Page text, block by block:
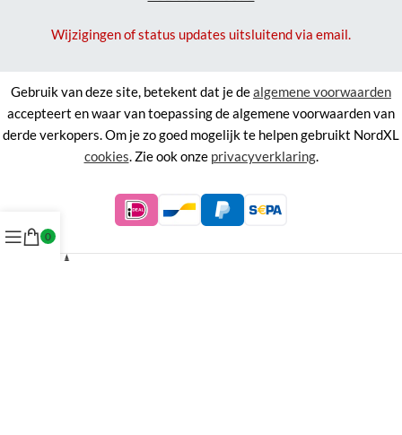
Wijzigingen of status updates uitsluitend via email.
Gebruik van deze site, betekent dat je dealgemene voorwaarden
accepteert en waar van toepassing de algemene voorwaarden van
derde verkopers. Om je zo goed mogelijk te helpen gebruikt NordXL
cookies. Zie ook onze privacyverklaring.
0